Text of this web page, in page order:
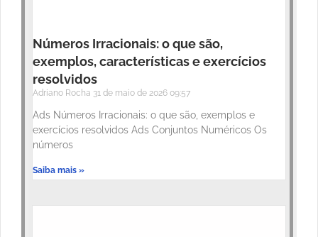
Números Irracionais: o que são,
exemplos, características e exercícios
resolvidos
Adriano Rocha 31 de maio de 2026 09:57
Ads Números Irracionais: o que são, exemplos e
exercícios resolvidos Ads Conjuntos Numéricos Os
números
Saiba mais »